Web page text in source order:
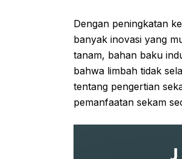
Dengan peningkatan
banyak inovasi yang
tanam, bahan baku
bahwa limbah tidak
tentang pengertian
pemanfaatan sekam